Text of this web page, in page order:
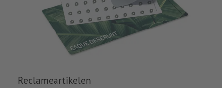
Reclameartikelen